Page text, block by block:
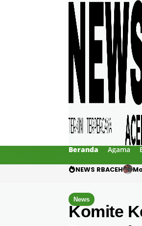
Beranda Agama
NEWS RBACEH
News
Komite